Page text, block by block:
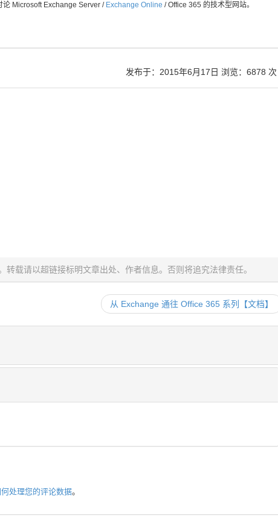
论 Microsoft Exchange Server / Exchange Online / Office 365 的技术型网站。
发布于： 2015年6月17日 浏览：6878 次
载请以超链接标明文章出处、作者信息。否则将追究法律责任。
从 Exchange 通往 Office 365 系列【文档】
处理您的评论数据。